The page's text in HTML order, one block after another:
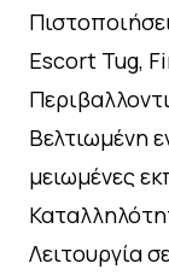
Escort Tug,
Βελτιωμένη
μειωμένες
Λειτουργία